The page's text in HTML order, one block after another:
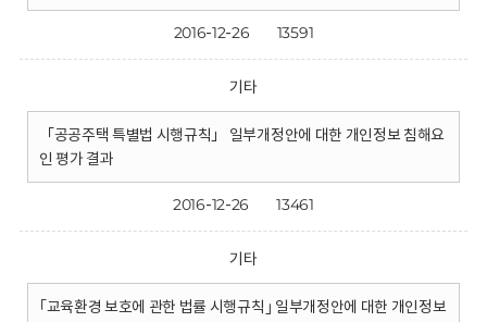
2016-12-26 13591
기타
「공공주택 특별법 시행규칙」 일부개정안에 대한 개인정보 침해요
인 평가 결과
2016-12-26 13461
기타
｢교육환경 보호에 관한 법률 시행규칙｣ 일부개정안에 대한 개인정보